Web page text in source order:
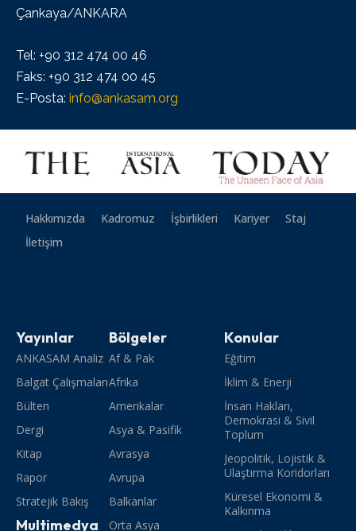
Çankaya/ANKARA
Tel: +90 312 474 00 46
Faks: +90 312 474 00 45
E-Posta: info@ankasam.org
Hakkımızda Kadromuz İşbirlikleri Kariyer
Staj
İletişim
Yayınlar
ANKASAM Analiz
Balgat Çalışmaları
Bülten
Dergi
Kitap
Rapor
Stratejik Bakış
Multimedya
Bölgeler
Af & Pak
Afrika
Amerikalar
Asya & Pasifik
Avrasya
Avrupa
Balkanlar
Orta Asya
Konular
Eğitim
İklim & Enerji
İnsan Hakları,
Demokrasi & Sivil
Toplum
Jeopolitik, Lojistik &
Ulaştırma Koridorları
Küresel Ekonomi &
Kalkınma